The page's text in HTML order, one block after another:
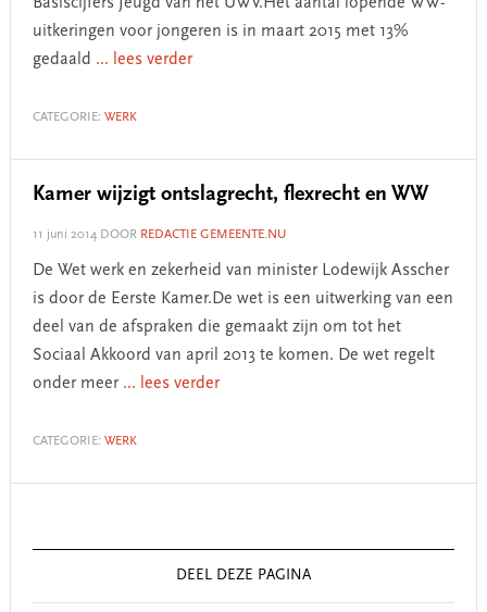
uitkeringen voor jongeren is in maart 2015 met 13%
gedaald ... lees verder
CATEGORIE: WERK
Kamer wijzigt ontslagrecht, flexrecht en WW
11 juni 2014DOOR REDACTIE GEMEENTE.NU
De Wet werk en zekerheid van minister Lodewijk Asscher
is door de Eerste Kamer.De wet is een uitwerking van een
deel van de afspraken die gemaakt zijn om tot het
Sociaal Akkoord van april 2013 te komen. De wet regelt
onder meer ... lees verder
CATEGORIE: WERK
Sidebar
DEEL DEZE PAGINA